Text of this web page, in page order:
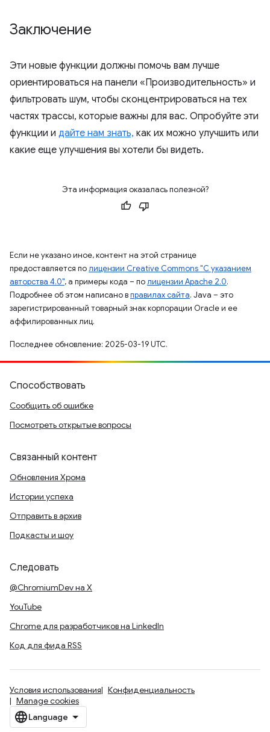
Заключение
Эти новые функции должны помочь вам лучше
ориентироваться на панели «Производительность» и
фильтровать шум, чтобы сконцентрироваться на тех
частях трассы, которые важны для вас. Опробуйте эти
функции и дайте нам знать, как их можно улучшить или
какие еще улучшения вы хотели бы видеть.
Эта информация оказалась полезной?
Если не указано иное, контент на этой странице
предоставляется полицензии Creative Commons "С указанием
авторства 4.0", а примеры кода – полицензии Apache 2.0.
Подробнее об этом написано вправилах сайта. Java – это
зарегистрированный товарный знак корпорации Oracle и ее
аффилированных лиц.
Последнее обновление: 2025-03-19 UTC.
Способствовать
Сообщить об ошибке
Посмотреть открытые вопросы
Связанный контент
Обновления Хрома
Истории успеха
Отправить в архив
Подкасты и шоу
Следовать
@ChromiumDev на X
YouTube
Chrome для разработчиков на LinkedIn
Код для фида RSS
Условия использования
Конфиденциальность
Manage cookies